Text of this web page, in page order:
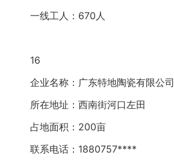
一线工人：670人
16
企业名称：广东特地陶瓷有限公司
所在地址：西南街河口左田
占地面积：200亩
联系电话：1880757****